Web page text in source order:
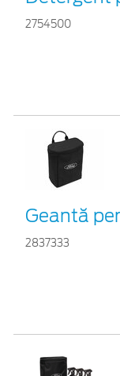
2754500
Geantă
2837333